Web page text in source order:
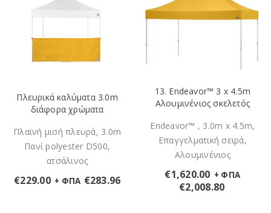
Πλευρικά καλύματα 3.0m
διάφορα χρώματα
Πλαϊνή μισή πλευρά, 3.0m
Πανί polyester D500,
ατσάλινος
€229.00 + ΦΠΑ €283.96
13. Endeavor™ 3 x 4.5m
Αλουμινένιος σκελετός
Endeavor™ , 3.0m x 4.5m,
Επαγγελματική σειρά,
Αλουμινένιος
€1,620.00 + ΦΠΑ
€2,008.80